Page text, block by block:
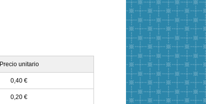
Precio unitario
0,40 €
0,20 €